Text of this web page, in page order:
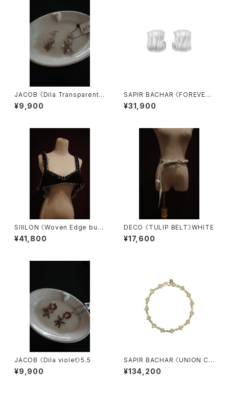
JACOB 〈Dila Transparent〉
5.5
¥9,900
SAPIR BACHAR 〈FOREVER
MINI HOOPS 〉
¥31,900
SIIILON 〈Woven Edge bust
ier〉
¥41,800
DECO 〈TULIP BELT〉WHITE
¥17,600
JACOB 〈Dila violet〉5.5
¥9,900
SAPIR BACHAR 〈UNION CH
OKER gold〉
¥134,200